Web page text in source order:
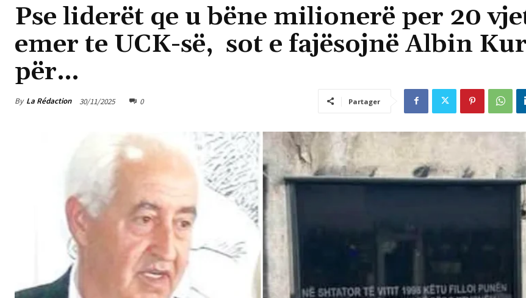
Pse liderët qe u bëne milionerë per 20
emer te UCK-së, sot e fajësojnë Albin
për…
By La Rédaction 30/11/2025 0 Partager